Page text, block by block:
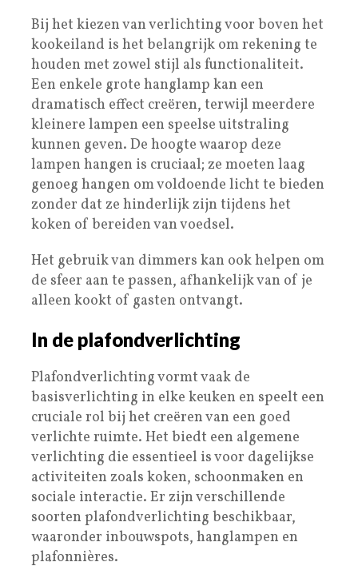
Bij het kiezen van verlichting voor boven het
kookeiland is het belangrijk om rekening te
houden met zowel stijl als functionaliteit.
Een enkele grote hanglamp kan een
dramatisch effect creëren, terwijl meerdere
kleinere lampen een speelse uitstraling
kunnen geven. De hoogte waarop deze
lampen hangen is cruciaal; ze moeten laag
genoeg hangen om voldoende licht te bieden
zonder dat ze hinderlijk zijn tijdens het
koken of bereiden van voedsel.
Het gebruik van dimmers kan ook helpen om
de sfeer aan te passen, afhankelijk van of je
alleen kookt of gasten ontvangt.
In de plafondverlichting
Plafondverlichting vormt vaak de
basisverlichting in elke keuken en speelt een
cruciale rol bij het creëren van een goed
verlichte ruimte. Het biedt een algemene
verlichting die essentieel is voor dagelijkse
activiteiten zoals koken, schoonmaken en
sociale interactie. Er zijn verschillende
soorten plafondverlichting beschikbaar,
waaronder inbouwspots, hanglampen en
plafonnières.